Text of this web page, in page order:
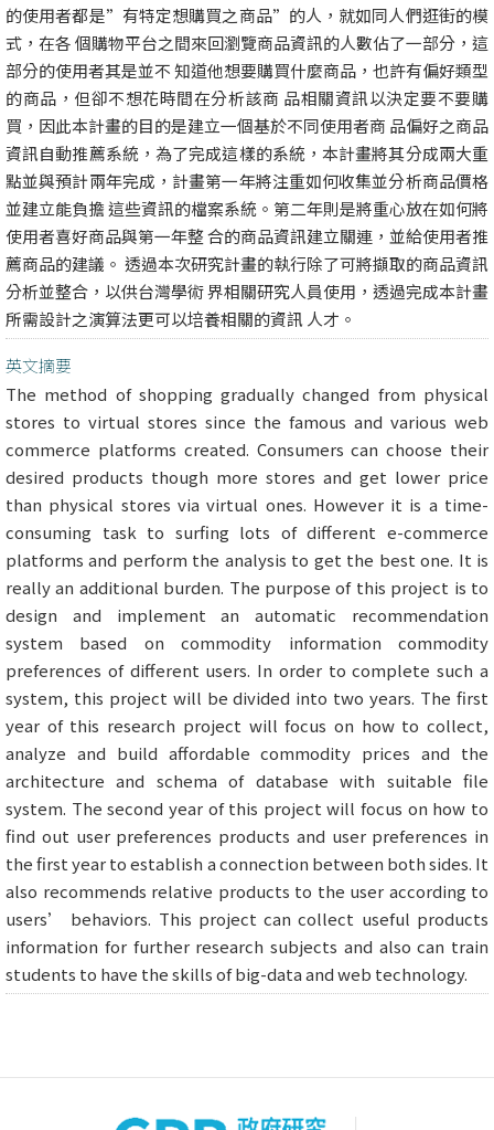
的使用者都是”有特定想購買之商品”的人，就如同人們逛街的模
式，在各 個購物平台之間來回瀏覽商品資訊的人數佔了一部分，這
部分的使用者其是並不 知道他想要購買什麼商品，也許有偏好類型
的商品，但卻不想花時間在分析該商 品相關資訊以決定要不要購
買，因此本計畫的目的是建立一個基於不同使用者商 品偏好之商品
資訊自動推薦系統，為了完成這樣的系統，本計畫將其分成兩大重
點並與預計兩年完成，計畫第一年將注重如何收集並分析商品價格
並建立能負擔 這些資訊的檔案系統。第二年則是將重心放在如何將
使用者喜好商品與第一年整 合的商品資訊建立關連，並給使用者推
薦商品的建議。 透過本次研究計畫的執行除了可將擷取的商品資訊
分析並整合，以供台灣學術 界相關研究人員使用，透過完成本計畫
所需設計之演算法更可以培養相關的資訊 人才。
英文摘要
The method of shopping gradually changed from physical
stores to virtual stores since the famous and various web
commerce platforms created. Consumers can choose their
desired products though more stores and get lower price
than physical stores via virtual ones. However it is a time-
consuming task to surfing lots of different e-commerce
platforms and perform the analysis to get the best one. It is
really an additional burden. The purpose of this project is to
design and implement an automatic recommendation
system based on commodity information commodity
preferences of different users. In order to complete such a
system, this project will be divided into two years. The first
year of this research project will focus on how to collect,
analyze and build affordable commodity prices and the
architecture and schema of database with suitable file
system. The second year of this project will focus on how to
find out user preferences products and user preferences in
the first year to establish a connection between both sides. It
also recommends relative products to the user according to
users’ behaviors. This project can collect useful products
information for further research subjects and also can train
students to have the skills of big-data and web technology.